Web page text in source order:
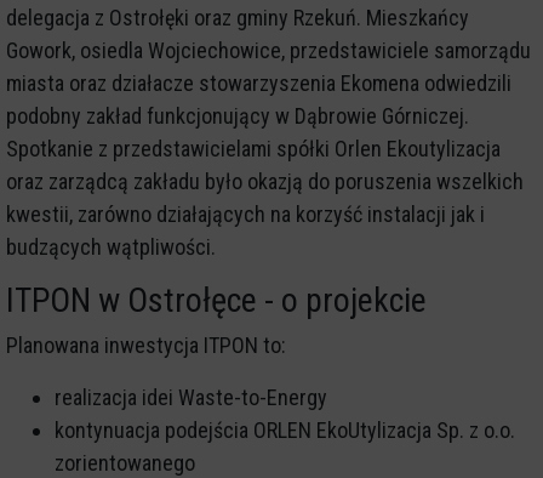
delegacja z Ostrołęki oraz gminy Rzekuń. Mieszkańcy
Gowork, osiedla Wojciechowice, przedstawiciele samorządu
miasta oraz działacze stowarzyszenia Ekomena odwiedzili
podobny zakład funkcjonujący w Dąbrowie Górniczej.
Spotkanie z przedstawicielami spółki Orlen Ekoutylizacja
oraz zarządcą zakładu było okazją do poruszenia wszelkich
kwestii, zarówno działających na korzyść instalacji jak i
budzących wątpliwości.
ITPON w Ostrołęce - o projekcie
Planowana inwestycja ITPON to:
realizacja idei Waste-to-Energy
kontynuacja podejścia ORLEN EkoUtylizacja Sp. z o.o.
zorientowanego